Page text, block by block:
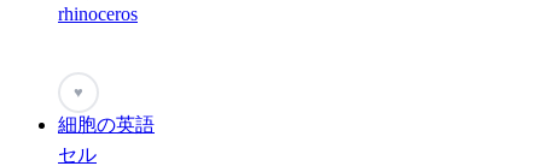
rhinoceros
♥
細胞の英語
セル